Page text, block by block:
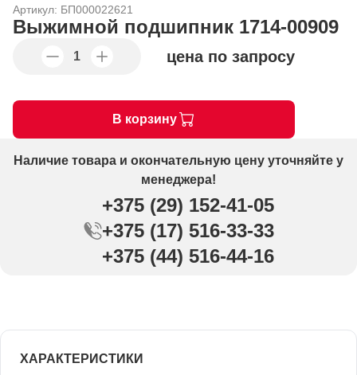
Артикул: БП000022621
Выжимной подшипник 1714-00909
цена по запросу
В корзину
Наличие товара и окончательную цену уточняйте у
менеджера!
+375 (29) 152-41-05
+375 (17) 516-33-33
+375 (44) 516-44-16
ХАРАКТЕРИСТИКИ